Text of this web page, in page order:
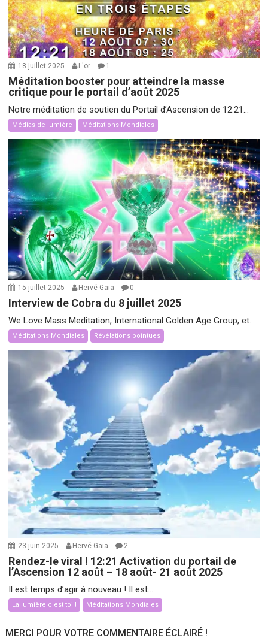
18 juillet 2025 L'or 1
Méditation booster pour atteindre la masse
critique pour le portail d’août 2025
Notre méditation de soutien du Portail d’Ascension de 12:21...
Médias de lumière Méditations Mondiales
15 juillet 2025 Hervé Gaïa 0
Interview de Cobra du 8 juillet 2025
We Love Mass Meditation, International Golden Age Group, et...
Méditations Mondiales Révélations pointues
23 juin 2025 Hervé Gaïa 2
Rendez-le viral ! 12:21 Activation du portail de
l’Ascension 12 août – 18 août- 21 août 2025
Il est temps d’agir à nouveau ! Il est...
La lumière c'est toi ! Méditations Mondiales
MERCI POUR VOTRE COMMENTAIRE ÉCLAIRÉ !